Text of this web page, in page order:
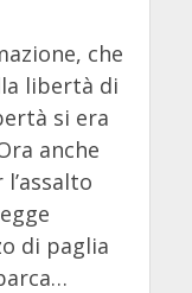
che
libertà di
si era
anche
di paglia